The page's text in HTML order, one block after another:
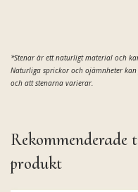
*Stenar är ett naturligt material och
Naturliga sprickor och ojämnheter
och att stenarna varierar.
produkt